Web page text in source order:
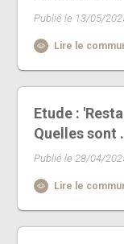
Publié le 13/05/
Lire le
Etude :
Quelles sont
Publié le 28/04/
Lire le